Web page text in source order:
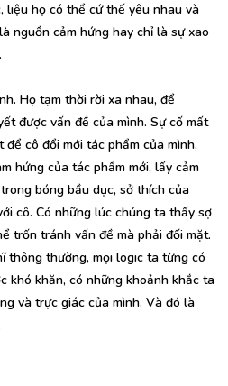
liệu họ có thể cứ thế yêu nhau và
nguồn cảm hứng hay chỉ là sự xao
Họ tạm thời rời xa nhau, để
được vấn đề của mình. Sự cố mất
cô đổi mới tác phẩm của mình,
hứng của tác phẩm mới, lấy cảm
bóng bầu dục, sở thích của
cô. Có những lúc chúng ta thấy sợ
trốn tránh vấn đề mà phải đối mặt.
thông thường, mọi logic ta từng có
khó khăn, có những khoảnh khắc ta
và trực giác của mình. Và đó là